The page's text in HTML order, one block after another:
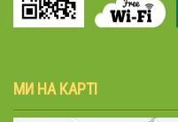
МИ НА КАРТІ